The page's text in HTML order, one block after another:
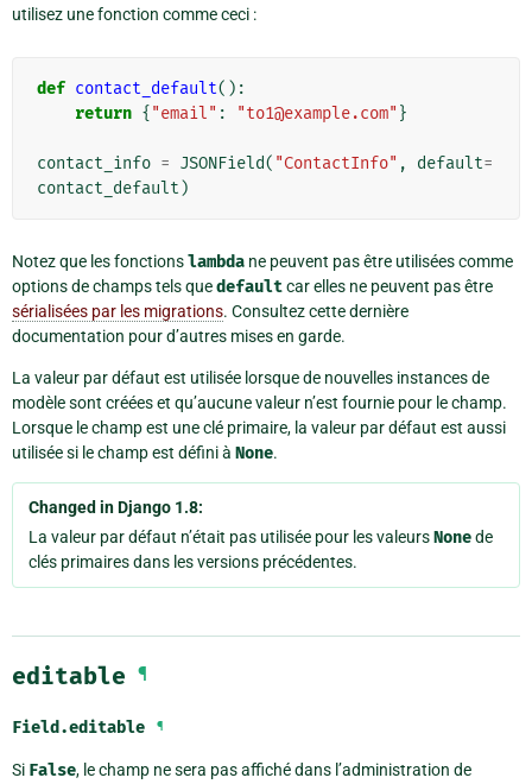
utilisez une fonction comme ceci :
def contact_default():
return { "email" : "to1@example.com" }
contact_info = JSONField( "ContactInfo" , default=
contact_default )
Notez que les fonctionslambda ne peuvent pas être utilisées comme
options de champs tels quedefaultcar elles ne peuvent pas être
sérialisées par les migrations. Consultez cette dernière
documentation pour d’autres mises en garde.
La valeur par défaut est utilisée lorsque de nouvelles instances de
modèle sont créées et qu’aucune valeur n’est fournie pour le champ.
Lorsque le champ est une clé primaire, la valeur par défaut est aussi
utilisée si le champ est défini à None.
Changed in Django 1.8:
La valeur par défaut n’était pas utilisée pour les valeursNonede
clés primaires dans les versions précédentes.
editable ¶
Field.editable ¶
Si False, le champ ne sera pas affiché dans l’administration de